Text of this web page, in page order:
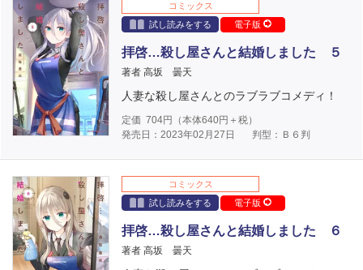
コミックス
試し読みをする
電子版
拝啓…殺し屋さんと結婚しました ５
著者 高坂 曇天
人妻な殺し屋さんとのラブラブコメディ！
定価 704円（本体640円＋税）
発売日：2023年02月27日
判型：Ｂ６判
コミックス
試し読みをする
電子版
拝啓…殺し屋さんと結婚しました ６
著者 高坂 曇天